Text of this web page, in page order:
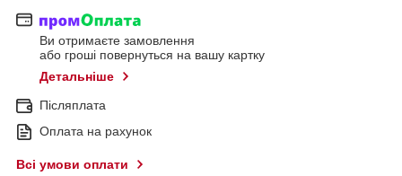
Ви отримаєте замовлення
або гроші повернуться на вашу картку
Детальніше
Післяплата
Оплата на рахунок
Всі умови оплати